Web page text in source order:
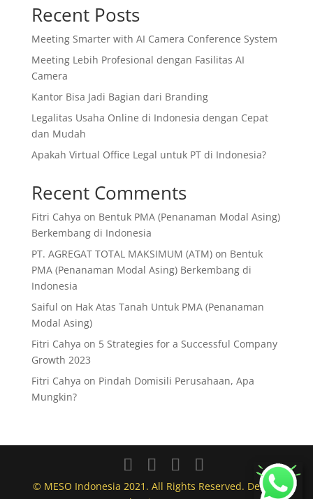
Recent Posts
Meeting Smarter with AI Camera Conference System
Meeting Lebih Profesional dengan Fasilitas AI
Camera
Kantor Bisa Jadi Bagian dari Branding
Legalitas Usaha Online di Indonesia dengan Cepat
dan Mudah
Apakah Virtual Office Legal untuk PT di Indonesia?
Recent Comments
Fitri Cahya on Bentuk PMA (Penanaman Modal Asing)
Berkembang di Indonesia
PT. AGREGAT TOTAL MAKSIMUM (ATM)on Bentuk
PMA (Penanaman Modal Asing) Berkembang di
Indonesia
Saiful on Hak Atas Tanah Untuk PMA (Penanaman
Modal Asing)
Fitri Cahya on 5 Strategies for a Successful Company
Growth 2023
Fitri Cahya on Pindah Domisili Perusahaan, Apa
Mungkin?
© MESO Indonesia 2021. All Rights Reserved. Design